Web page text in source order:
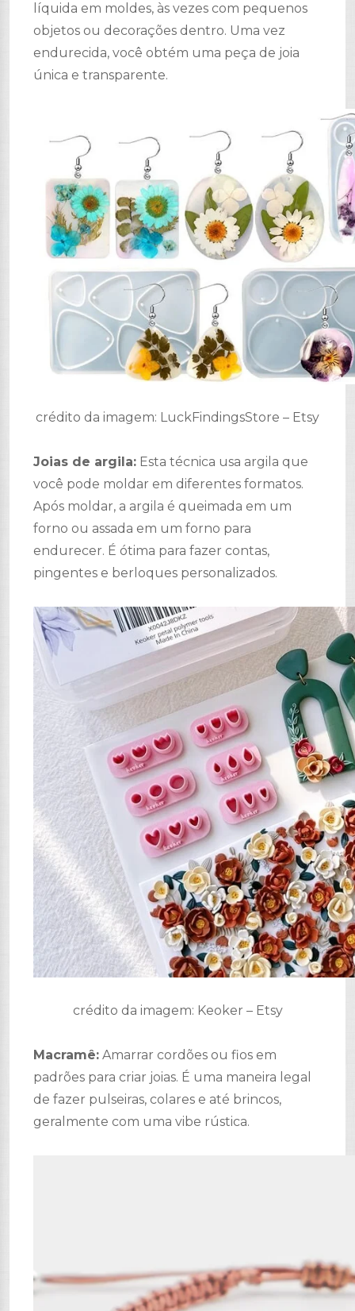
líquida em moldes, às vezes com pequenos
objetos ou decorações dentro. Uma vez
endurecida, você obtém uma peça de joia
única e transparente.
crédito da imagem: LuckFindingsStore – Etsy
Joias de argila: Esta técnica usa argila que
você pode moldar em diferentes formatos.
Após moldar, a argila é queimada em um
forno ou assada em um forno para
endurecer. É ótima para fazer contas,
pingentes e berloques personalizados.
crédito da imagem: Keoker – Etsy
Macramê: Amarrar cordões ou fios em
padrões para criar joias. É uma maneira legal
de fazer pulseiras, colares e até brincos,
geralmente com uma vibe rústica.